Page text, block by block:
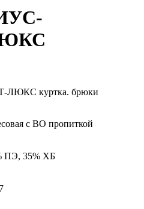
куртка. брюки
с ВО пропиткой
ПЭ, 35% ХБ